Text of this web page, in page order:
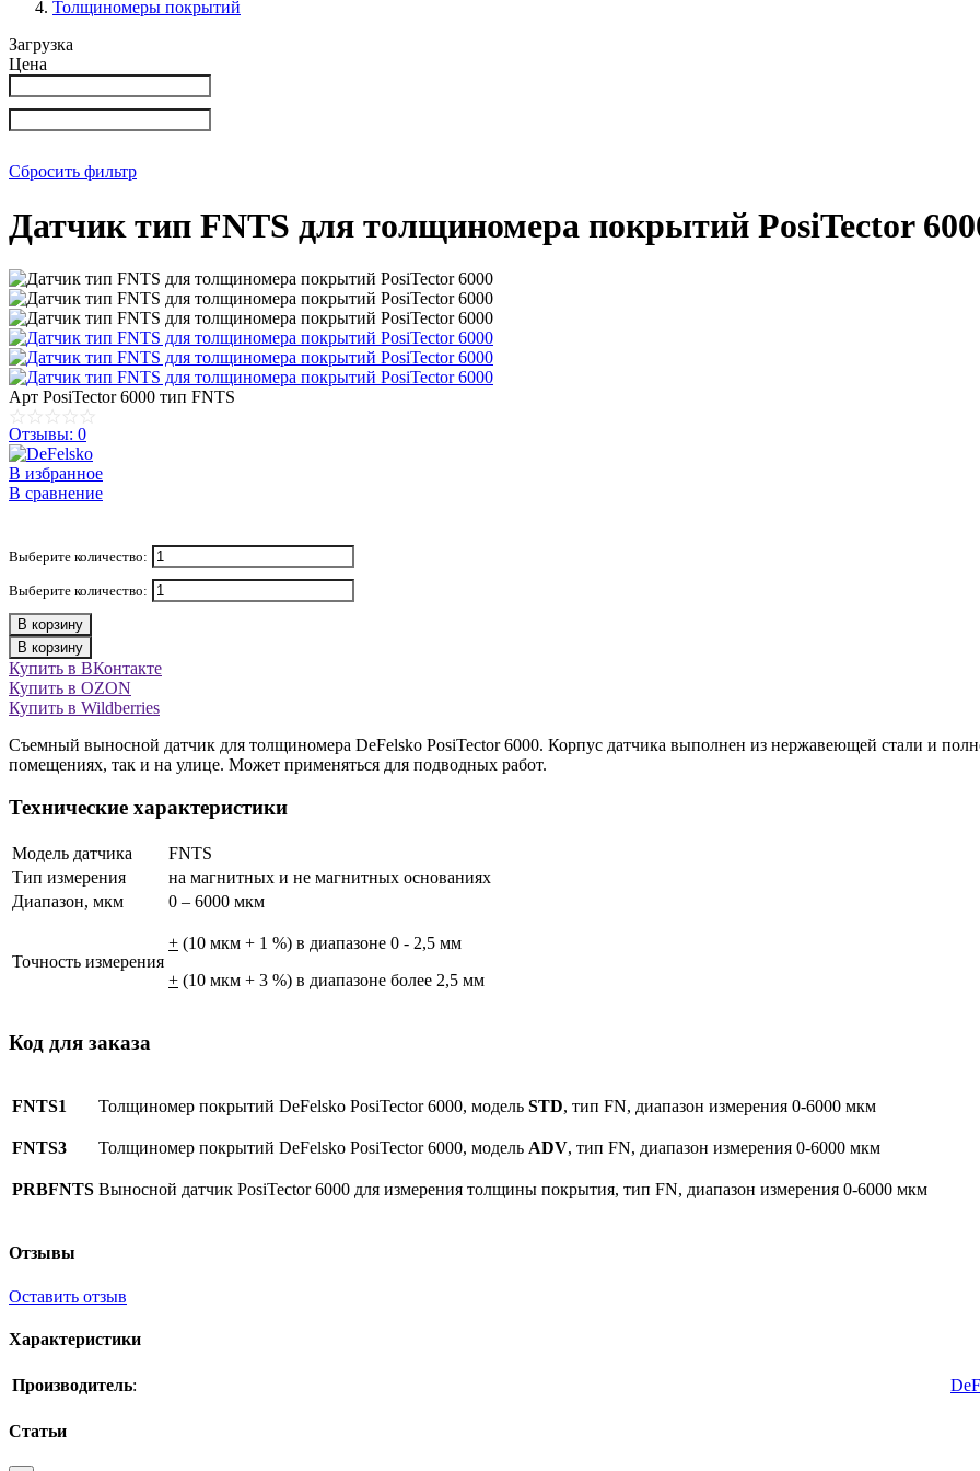
Толщиномеры покрытий
Загрузка
Цена
Сбросить фильтр
Датчик тип FNTS для толщиномера покрытий PosiTector
Арт PosiTector 6000 тип FNTS
Отзывы: 0
В избранное
В сравнение
Выберите количество:
Выберите количество:
В корзину
В корзину
Купить в ВКонтакте
Купить в OZON
Купить в Wildberries
Съемный выносной датчик для толщиномера DeFelsko PosiTector 6000. Корпус датчика выполнен из нержавеющей стали и
помещениях, так и на улице. Может применяться для подводных работ.
Технические характеристики
Модель датчика
FNTS
Тип измерения
на магнитных и не магнитных основаниях
Диапазон, мкм
0 – 6000 мкм
Точность измерения
+ (10 мкм + 1 %) в диапазоне 0 - 2,5 мм
+ (10 мкм + 3 %) в диапазоне более 2,5 мм
Код для заказа
FNTS1 Толщиномер покрытий DeFelsko PosiTector 6000, модель STD, тип FN, диапазон измерения 0-6000 мкм
FNTS3 Толщиномер покрытий DeFelsko PosiTector 6000, модель ADV, тип FN, диапазон измерения 0-6000 мкм
PRBFNTS Выносной датчик PosiTector 6000 для измерения толщины покрытия, тип FN, диапазон измерения 0-6000 мкм
Отзывы
Оставить отзыв
Характеристики
Производитель:
Статьи